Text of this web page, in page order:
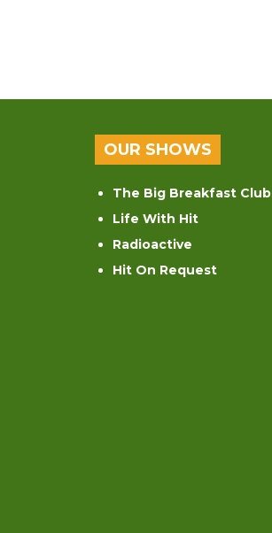
OUR SHOWS
The Big Breakfast Club
Life With Hit
Radioactive
Hit On Request